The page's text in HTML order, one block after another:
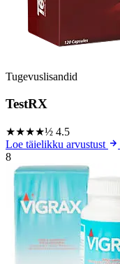
Tugevuslisandid
TestRX
★★★★½ 4.5
Loe täielikku arvustust
8